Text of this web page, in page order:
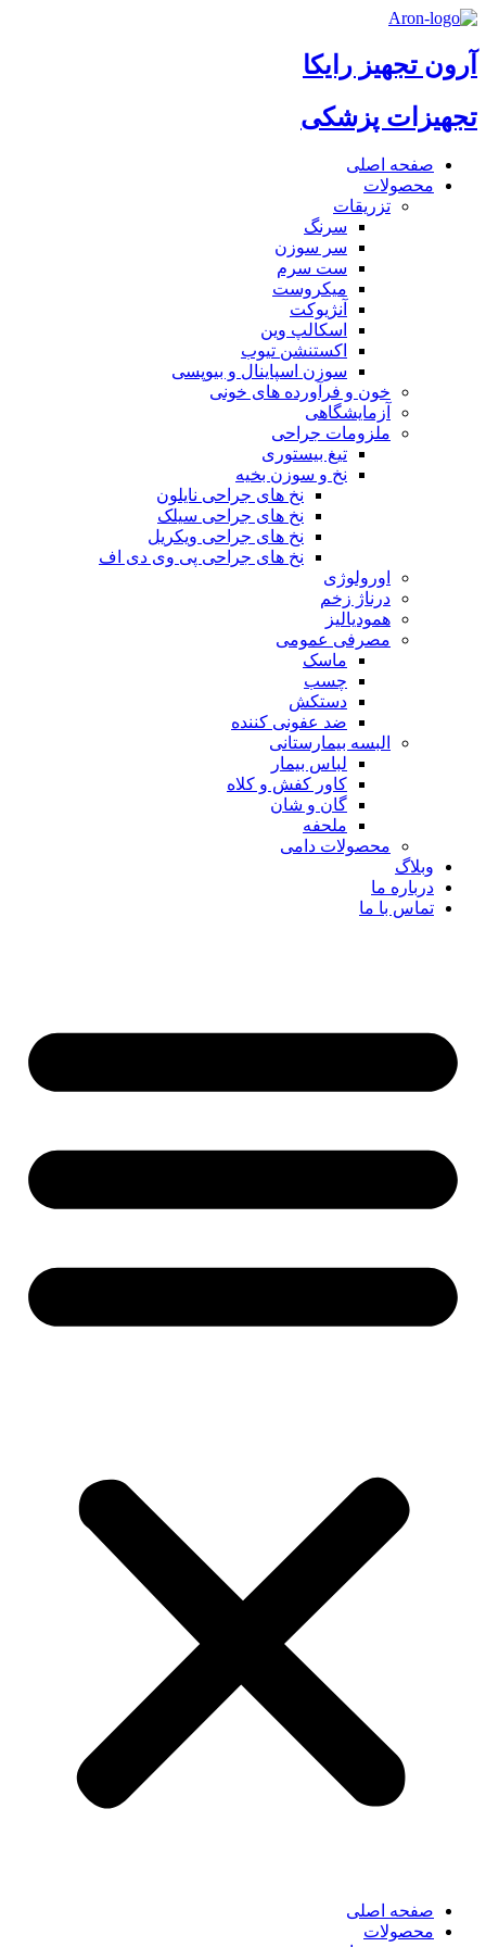
آرون تجهیز رایکا
تجهیزات پزشکی
صفحه اصلی
محصولات
تزریقات
سرنگ
سر سوزن
ست سرم
میکروست
آنژیوکت
اسکالپ وین
اکستنشن تیوب
سوزن اسپاینال و بیوپسی
خون و فرآورده های خونی
آزمایشگاهی
ملزومات جراحی
تیغ بیستوری
نخ و سوزن بخیه
نخ های جراحی نایلون
نخ های جراحی سیلک
نخ های جراحی ویکریل
نخ های جراحی پی وی دی اف
اورولوژی
درناژ زخم
همودیالیز
مصرفی عمومی
ماسک
چسب
دستکش
ضد عفونی کننده
البسه بیمارستانی
لباس بیمار
کاور کفش و کلاه
گان و شان
ملحفه
محصولات دامی
وبلاگ
درباره ما
تماس با ما
صفحه اصلی
محصولات